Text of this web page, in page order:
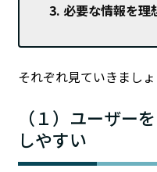
必要な情報を理
それぞれ見ていきましょ
（１）ユーザー
しやすい